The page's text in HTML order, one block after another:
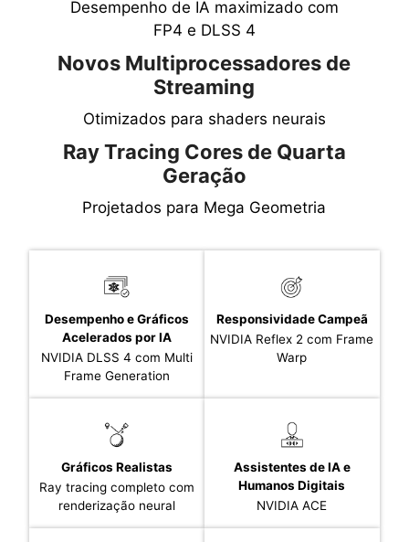
Desempenho de IA maximizado com
FP4 e DLSS 4
Novos Multiprocessadores de
Streaming
Otimizados para shaders neurais
Ray Tracing Cores de Quarta
Geração
Projetados para Mega Geometria
Desempenho e Gráficos
Acelerados por IA
NVIDIA DLSS 4 com Multi
Frame Generation
Responsividade Campeã
NVIDIA Reflex 2 com Frame
Warp
Gráficos Realistas
Ray tracing completo com
renderização neural
Assistentes de IA e
Humanos Digitais
NVIDIA ACE